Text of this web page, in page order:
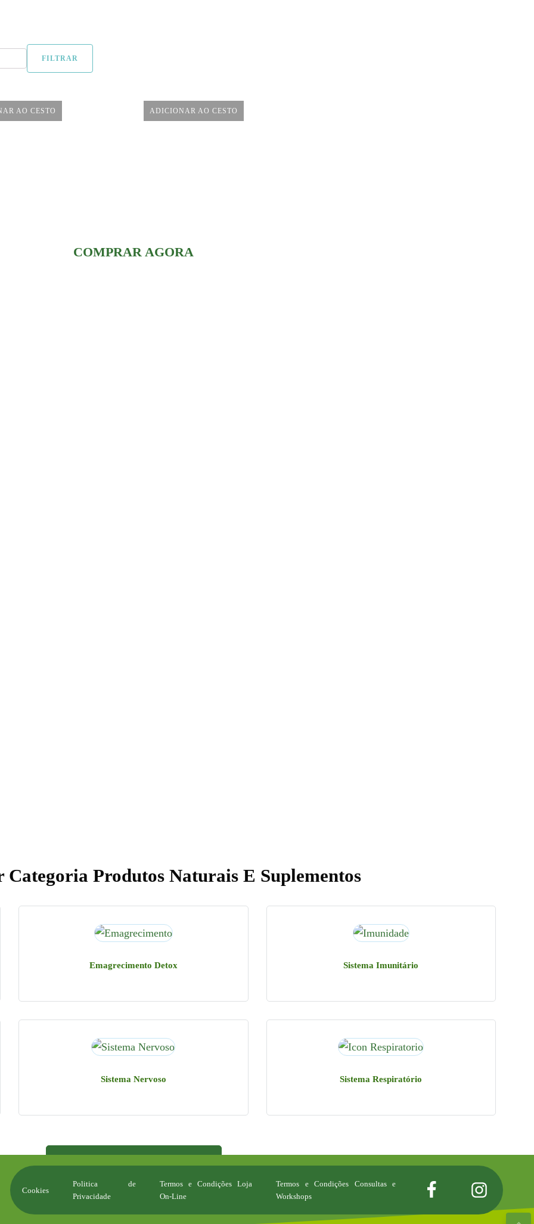
FILTRAR
AO CESTO ADICIONAR AO CESTO
COMPRAR AGORA
Categoria Produtos Naturais E Suplementos
Emagrecimento Detox Sistema Imunitário
Sistema Nervoso Sistema Respiratório
VER TODAS AS CATEGORIAS
Rua Raul Proença, 5A
2780-290 Oeiras
geral@lojaespacos.com
apoio@lojaespacos.com
Apoio ao Cliente
Cookies
Politica de
Privacidade
Termos e Condições Loja
On-Line
Termos e Condições Consultas e
Workshops